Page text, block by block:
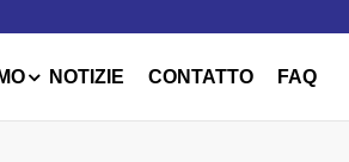
NOTIZIE CONTATTO FAQ